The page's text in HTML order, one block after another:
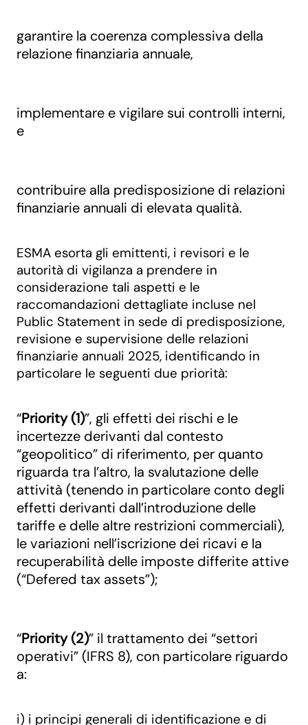
garantire la coerenza complessiva della
relazione finanziaria annuale,
implementare e vigilare sui controlli interni,
e
contribuire alla predisposizione di relazioni
finanziarie annuali di elevata qualità.
ESMA esorta gli emittenti, i revisori e le
autorità di vigilanza a prendere in
considerazione tali aspetti e le
raccomandazioni dettagliate incluse nel
Public Statement in sede di predisposizione,
revisione e supervisione delle relazioni
finanziarie annuali 2025, identificando in
particolare le seguenti due priorità:
“Priority (1)”, gli effetti dei rischi e le
incertezze derivanti dal contesto
“geopolitico” di riferimento, per quanto
riguarda tra l’altro, la svalutazione delle
attività (tenendo in particolare conto degli
effetti derivanti dall’introduzione delle
tariffe e delle altre restrizioni commerciali),
le variazioni nell’iscrizione dei ricavi e la
recuperabilità delle imposte differite attive
(“Defered tax assets”);
“Priority (2)” il trattamento dei “settori
operativi” (IFRS 8), con particolare riguardo
a:
i) i principi generali di identificazione e di